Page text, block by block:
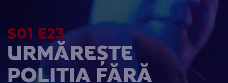
S01 E23
URMĂREȘTE
POLIȚIA FĂRĂ